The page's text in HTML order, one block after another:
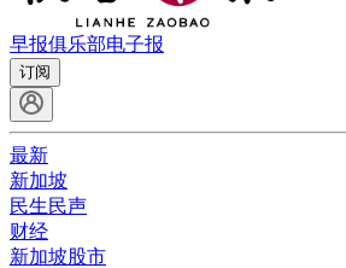
早报俱乐部电子报
订阅
最新
新加坡
民生民声
财经
新加坡股市